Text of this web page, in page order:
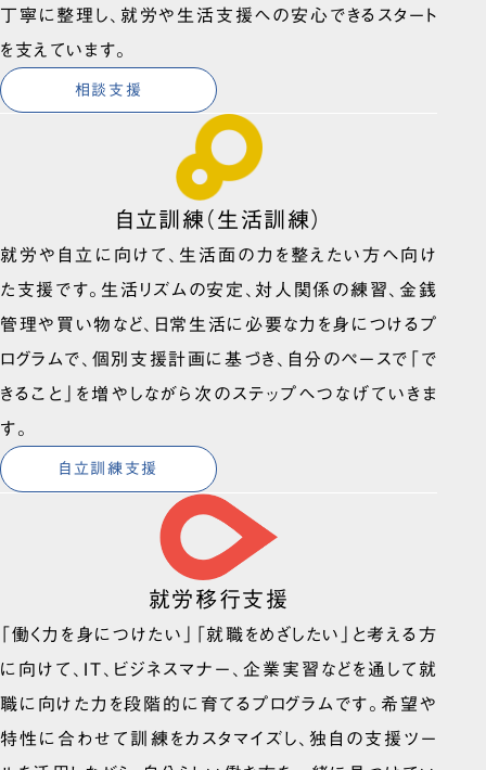
丁寧に整理し、就労や生活支援への安心できるスタート
を支えています。
相談支援
自立訓練（生活訓練）
就労や自立に向けて、生活面の力を整えたい方へ向け
た支援です。生活リズムの安定、対人関係の練習、金銭
管理や買い物など、日常生活に必要な力を身につけるプ
ログラムで、個別支援計画に基づき、自分のペースで「で
きること」を増やしながら次のステップへつなげていきま
す。
自立訓練支援
就労移行支援
「働く力を身につけたい」「就職をめざしたい」と考える方
に向けて、IT、ビジネスマナー、企業実習などを通して就
職に向けた力を段階的に育てるプログラムです。希望や
特性に合わせて訓練をカスタマイズし、独自の支援ツー